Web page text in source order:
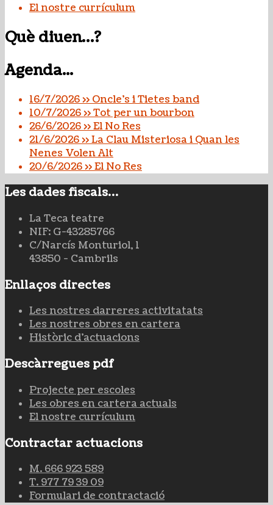
El nostre currículum
Què diuen…?
Agenda...
16/7/2026 >> Oncle's i Tietes band
10/7/2026 >> Tot per un bourbon
26/6/2026 >> El No Res
21/6/2026 >> La Clau Misteriosa i Quan les
Nenes Volen Alt
20/6/2026 >> El No Res
Les dades fiscals…
La Teca teatre
NIF: G-43285766
C/Narcís Monturiol, 1
43850 - Cambrils
Enllaços directes
Les nostres darreres activitatats
Les nostres obres en cartera
Històric d'actuacions
Descàrregues pdf
Projecte per escoles
Les obres en cartera actuals
El nostre currículum
Contractar actuacions
M. 666 923 589
T. 977 79 39 09
Formulari de contractació